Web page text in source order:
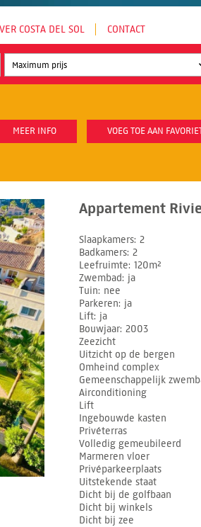
COSTA DEL SOL CONTACT
MEER INFO VOEG TOE AAN
Appartement
Slaapkamers 2
Badkamers 2
Leefruimte 120m²
Zwembad
ja
Tuin nee
Parkeren ja
Lift ja
Bouwjaar 2003
Zeezicht
Uitzicht op de bergen
Omheind complex
Gemeenschappelijk
Airconditioning
Lift
Ingebouwde kasten
Privéterras
Volledig gemeubileerd
Marmeren vloer
Privéparkeerplaats
Uitstekende staat
Dicht bij de golfbaan
Dicht bij winkels
Dicht bij zee